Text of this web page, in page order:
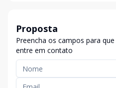
Proposta
Preencha os campos para
entre em contato